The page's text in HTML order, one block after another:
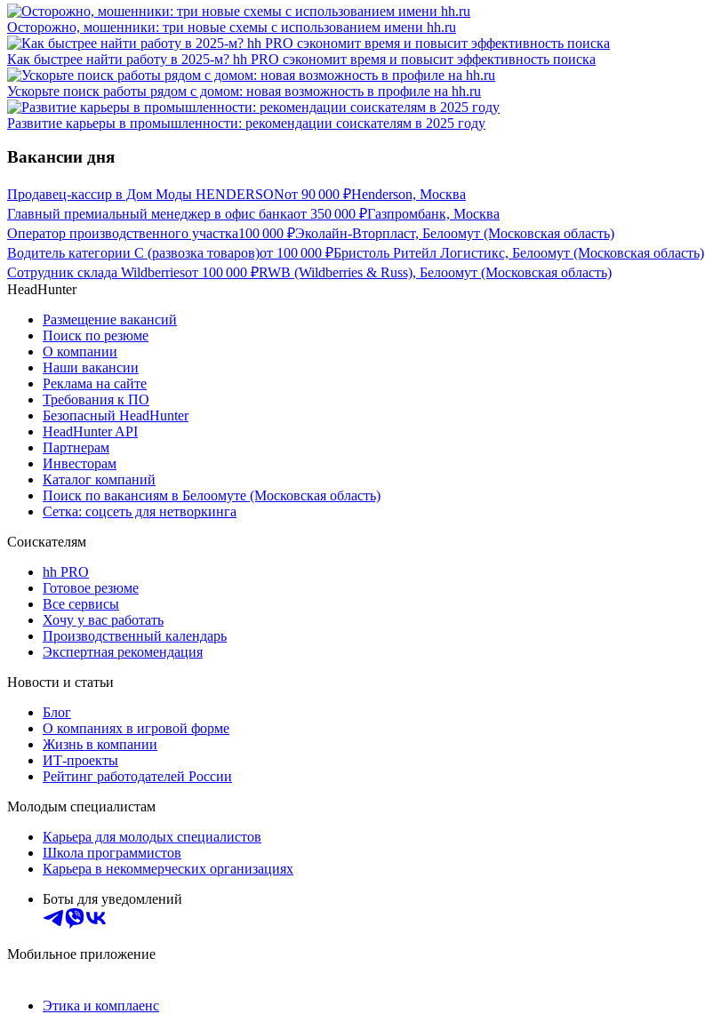
Осторожно, мошенники: три новые схемы с использованием имени hh.ru
Как быстрее найти работу в 2025-м? hh PRO сэкономит время и повысит эффективность поиска
Ускорьте поиск работы рядом с домом: новая возможность в профиле на hh.ru
Развитие карьеры в промышленности: рекомендации соискателям в 2025 году
Вакансии дня
Продавец-кассир в Дом Моды HENDERSONот 90 000 ₽Henderson, Москва
Главный премиальный менеджер в офис банкаот 350 000 ₽Газпромбанк, Москва
Оператор производственного участка100 000 ₽Эколайн-Вторпласт, Белоомут (Московская область)
Водитель категории С (развозка товаров)от 100 000 ₽Бристоль Ритейл Логистикс, Белоомут (Московская область)
Сотрудник склада Wildberriesот 100 000 ₽RWB (Wildberries & Russ), Белоомут (Московская область)
HeadHunter
Размещение вакансий
Поиск по резюме
О компании
Наши вакансии
Реклама на сайте
Требования к ПО
Безопасный HeadHunter
HeadHunter API
Партнерам
Инвесторам
Каталог компаний
Поиск по вакансиям в Белоомуте (Московская область)
Сетка: соцсеть для нетворкинга
Соискателям
hh PRO
Готовое резюме
Все сервисы
Хочу у вас работать
Производственный календарь
Экспертная рекомендация
Новости и статьи
Блог
О компаниях в игровой форме
Жизнь в компании
ИТ-проекты
Рейтинг работодателей России
Молодым специалистам
Карьера для молодых специалистов
Школа программистов
Карьера в некоммерческих организациях
Боты для уведомлений
Мобильное приложение
Этика и комплаенс